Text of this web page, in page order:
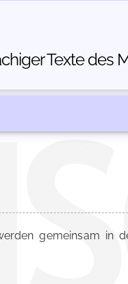
Texte des
gemeinsam in